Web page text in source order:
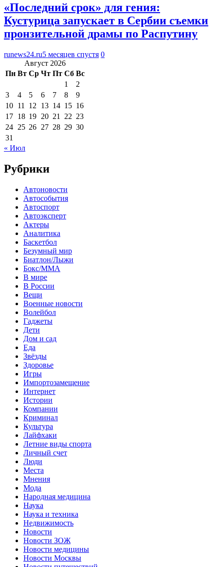
«Последний срок» для гения:
Кустурица запускает в Сербии съемки
пронзительной драмы по Распутину
runews24.ru5 месяцев спустя 0
Август 2026
Пн Вт Ср Чт Пт Сб Вс
1
2
3
4 5 6 7 8
9
10 11 12 13 14 15 16
17 18 19 20 21 22 23
24 25 26 27 28 29 30
31
« Июл
Рубрики
Автоновости
Автособытия
Автоспорт
Автоэксперт
Актеры
Аналитика
Баскетбол
Безумный мир
Биатлон/Лыжи
Бокс/MMA
В мире
В России
Вещи
Военные новости
Волейбол
Гаджеты
Дети
Дом и сад
Еда
Звёзды
Здоровье
Игры
Импортозамещение
Интернет
Истории
Компании
Криминал
Культура
Лайфхаки
Летние виды спорта
Личный счет
Люди
Места
Мнения
Мода
Народная медицина
Наука
Наука и техника
Недвижимость
Новости
Новости ЗОЖ
Новости медицины
Новости Москвы